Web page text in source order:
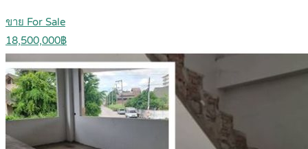
ขาย For Sale
18,500,000฿